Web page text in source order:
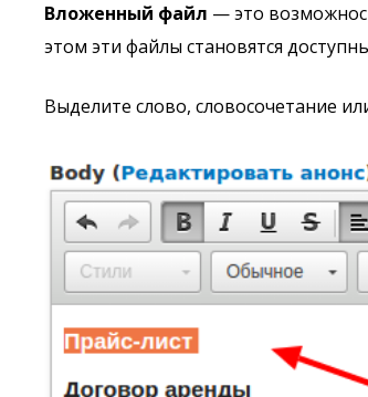
Вложенный файл — это
этом эти файлы становятся
Выделите слово, словосочетание